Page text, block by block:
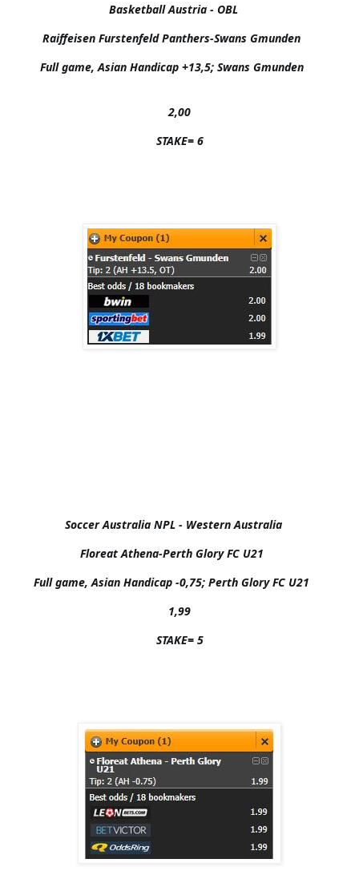
Basketball Austria - OBL
Raiffeisen Furstenfeld Panthers-Swans Gmunden
2,00
STAKE= 6
Soccer Australia NPL - Western Australia
Floreat Athena-Perth Glory FC U21
Full game, Asian Handicap -0,75; Perth Glory FC U21
1,99
STAKE= 5